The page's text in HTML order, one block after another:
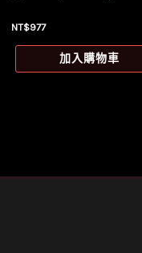
NT$977
加入購物車